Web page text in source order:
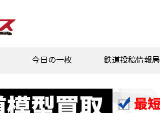
今日の一枚 鉄道投稿情報局